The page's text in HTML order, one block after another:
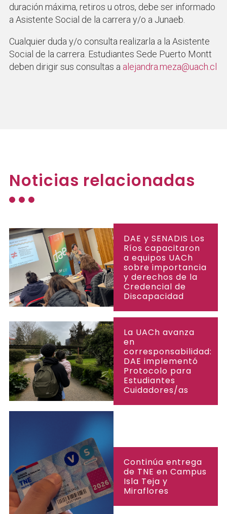
duración máxima, retiros u otros, debe ser informado
a Asistente Social de la carrera y/o a Junaeb.
Cualquier duda y/o consulta realizarla a la Asistente
Social de la carrera. Estudiantes Sede Puerto Montt
deben dirigir sus consultas a alejandra.meza@uach.cl
Noticias relacionadas
DAE y SENADIS Los
Ríos capacitaron
a equipos UACh
sobre importancia
y derechos de la
Credencial de
Discapacidad
La UACh avanza
en
corresponsabilidad:
DAE implementó
Protocolo para
Estudiantes
Cuidadores/as
Continúa entrega
de TNE en Campus
Isla Teja y
Miraflores